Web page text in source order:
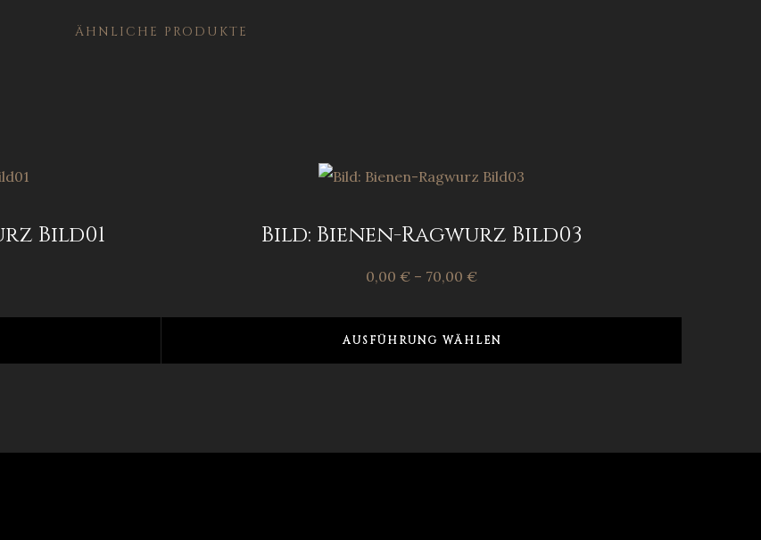
ÄHNLICHE PRODUKTE
Bild01 Bild: Bienen-Ragwurz Bild03
0,00 € – 70,00 €
AUSFÜHRUNG WÄHLEN